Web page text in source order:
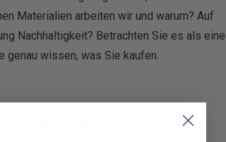
Materialien arbeiten wir und warum? Auf
Nachhaltigkeit? Betrachten Sie es als eine
genau wissen, was Sie kaufen.